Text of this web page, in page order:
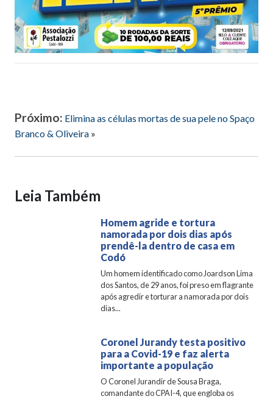
Próximo: Elimina as células mortas de sua pele no Spaço
Branco & Oliveira »
Leia Também
Homem agride e tortura
namorada por dois dias após
prendê-la dentro de casa em
Codó
Um homem identificado como Joardson Lima
dos Santos, de 29 anos, foi preso em flagrante
após agredir e torturar a namorada por dois
dias...
Coronel Jurandy testa positivo
para a Covid-19 e faz alerta
importante a população
O Coronel Jurandir de Sousa Braga,
comandante do CPAI-4, que engloba os